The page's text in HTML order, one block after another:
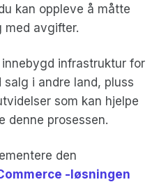
kan oppleve å måtte
med avgifter.
infrastruktur for
i andre land, pluss
som kan hjelpe
denne prosessen.
den
-løsningen